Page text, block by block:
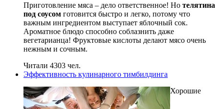
Приготовление мяса – дело ответственное! Но телятина
под соусом готовится быстро и легко, потому что
важным ингредиентом выступает яблочный сок.
Ароматное блюдо способно соблазнить даже
вегетарианца! Фруктовые кислоты делают мясо очень
нежным и сочным.
Читали 4303 чел.
Эффективность кулинарного тимбилдинга
Хорошие